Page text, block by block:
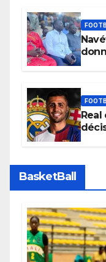
Real
BasketBall